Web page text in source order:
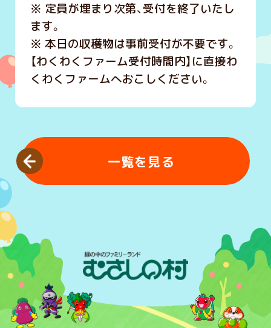
※ 定員が埋まり次第、受付を終了いたし
ます。
※ 本日の収穫物は事前受付が不要です。
【わくわくファーム受付時間内】に直接わ
くわくファームへおこしください。
一覧を見る